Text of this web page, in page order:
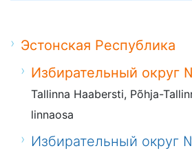
Эстонская Республика
Избирательный округ
Tallinna Haabersti, Põhja-
linnaosa
Избирательный округ